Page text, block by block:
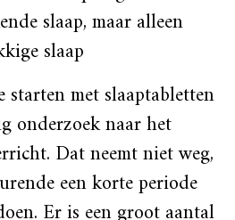
slaap, maar alleen
slaap
met slaaptabletten
onderzoek naar het
Dat neemt niet weg,
een korte periode